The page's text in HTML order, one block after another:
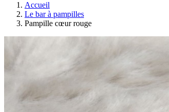
Accueil
Le bar à pampilles
Pampille cœur rouge